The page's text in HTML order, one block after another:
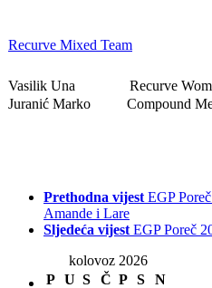
Recurve Mixed Team
Vasilik Una Recurve
Juranić Marko Compound
Prethodna vijest EGP
Amande i Lare
Sljedeća vijest EGP Poreč
kolovoz 2026
P U S Č P S
N